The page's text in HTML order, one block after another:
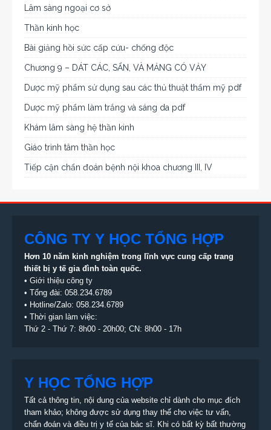
Lâm sàng ngoại cơ sở
Thần kinh học
Bài giảng hồi sức cấp cứu- chống độc
Chương 9 – DÁT CÁC, SẨN, VÀ MẢNG CÓ VẢY
Dược mỹ phẩm sử dụng sau các thủ thuật thẩm mỹ pdf
Dược mỹ phẩm làm trắng và sáng da pdf
Khám lâm sàng hệ thần kinh
Giáo trình tâm thần học
Tiếp cận chẩn đoán bệnh nội khoa chương III, IV
CÔNG TY Y HỌC TỔNG HỢP
Hơn 10 năm kinh nghiệm trong lĩnh vực cung cấp trang
thiết bị y tế gia đình toàn quốc.
• Giới thiệu công ty
• Tổng đài: 058.234.6789
• Hotline/Zalo: 058.234.6789
• Thời gian làm việc:
Thứ 2 - Thứ 7: 8h00 - 20h00; CN: 8h00 - 17h
Y HỌC TỔNG HỢP
Tất cả thông tin, nội dung của website chỉ dành cho mục đích
tham khảo; không được sử dụng thay thế cho việc tư vấn,
chẩn đoán và điều trị y tế của bác sĩ. Khi có bất kỳ bất thường